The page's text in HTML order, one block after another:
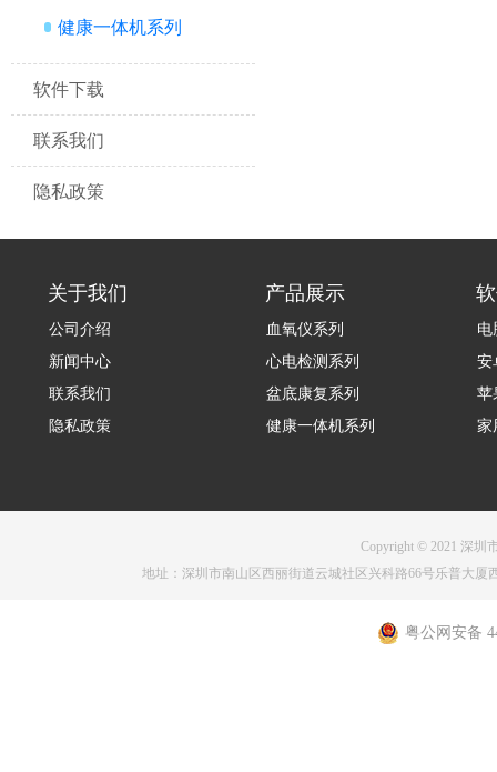
健康一体机系列
软件下载
联系我们
隐私政策
关于我们 产品展示
公司介绍
新闻中心
联系我们
隐私政策
血氧仪系列
心电检测系列
盆底康复系列
健康一体机系列
电
安
苹
家
Copyright © 2021 深圳
地址：深圳市南山区西丽街道云城社区兴科路66号乐普大厦
粤公网安备